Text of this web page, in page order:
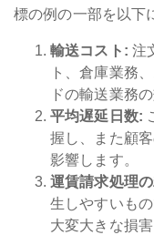
標の例の一部を以下
輸送コスト: 注
ト、倉庫業務
ドの輸送業務
平均遅延日数:
握し、また顧
影響します。
運賃請求処理
生しやすいも
大変大きな損